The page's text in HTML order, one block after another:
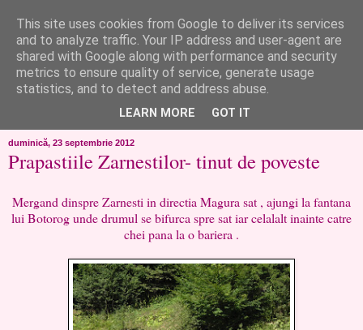
like ?...or not!
..de toate!!!!!..alandala...cum imi trec prin minte..si cum am
chef..incercate pe pielea mea..
duminică, 23 septembrie 2012
Prapastiile Zarnestilor- tinut de poveste
Mergand dinspre Zarnesti in directia Magura sat , ajungi la fantana
lui Botorog unde drumul se bifurca spre sat iar celalalt inainte catre
chei pana la o bariera .
This site uses cookies from Google to deliver its services
and to analyze traffic. Your IP address and user-agent are
shared with Google along with performance and security
metrics to ensure quality of service, generate usage
statistics, and to detect and address abuse.
LEARN MORE GOT IT